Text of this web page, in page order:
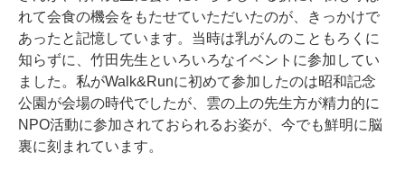
れて会食の機会をもたせていただいたのが、きっかけで
あったと記憶しています。当時は乳がんのこともろくに
知らずに、竹田先生といろいろなイベントに参加してい
ました。私がWalk&Runに初めて参加したのは昭和記念
公園が会場の時代でしたが、雲の上の先生方が精力的に
NPO活動に参加されておられるお姿が、今でも鮮明に脳
裏に刻まれています。